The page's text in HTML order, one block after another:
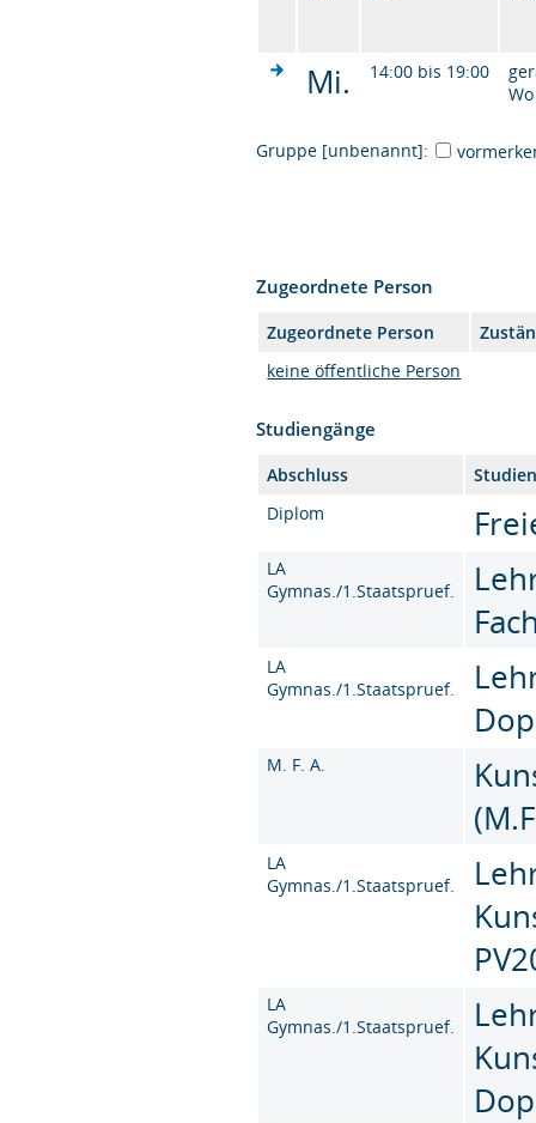
Mi. 14:00 bis 19:00
Wo
Gruppe [unbenannt]:
Zugeordnete Person
Zugeordnete Person
keine öffentliche Person
Studiengänge
Abschluss
Diplom
LA
Gymnas./1.Staatspruef.
LA
Gymnas./1.Staatspruef.
M. F. A.
LA
Gymnas./1.Staatspruef.
LA
Gymnas./1.Staatspruef.